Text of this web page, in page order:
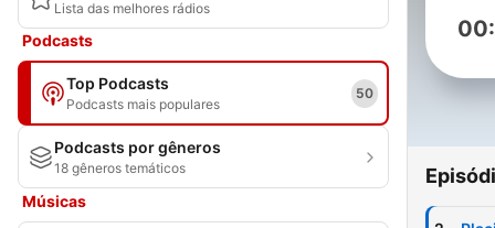
Lista das melhores rádios
Podcasts
Top Podcasts
Podcasts mais populares
50
Podcasts por gêneros
18 gêneros temáticos
Músicas